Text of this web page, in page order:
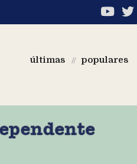
últimas // populares